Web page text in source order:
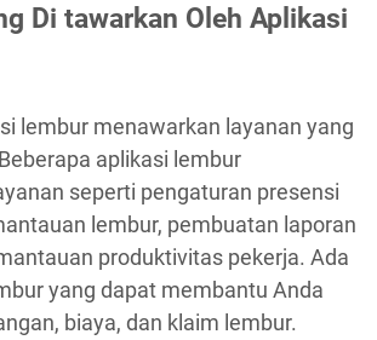
Di tawarkan Oleh Aplikasi
lembur menawarkan layanan yang
aplikasi lembur
seperti pengaturan presensi
lembur, pembuatan laporan
produktivitas pekerja. Ada
yang dapat membantu Anda
biaya, dan klaim lembur.